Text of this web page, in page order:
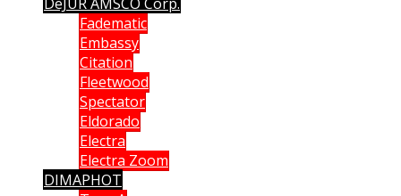
Fadematic
Embassy
Citation
Fleetwood
Spectator
Eldorado
Electra
Electra Zoom
DIMAPHOT